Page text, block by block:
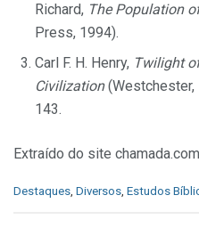
Richard, The Population
Press, 1994).
Carl F. H. Henry, Twilight
Civilization(Westchester,
143.
Extraído do site
C
Destaques, Diversos, Estudos